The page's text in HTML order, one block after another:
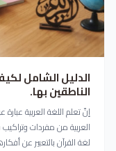
الدليل الشامل
الناطقين بها.
إنّ تعلم اللغة العربية
العربية من مفردات
لغة القرآن بالتعبير عن